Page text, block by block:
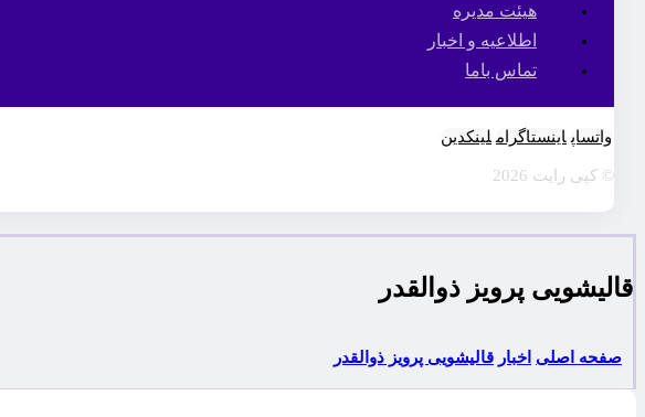
هیئت مدیره
اطلاعیه و اخبار
تماس باما
واتساپ اینستاگرام لینکدین
© کپی رایت 2026
قاليشويی پرويز ذوالقدر
صفحه اصلی اخبار قاليشويی پرويز ذوالقدر